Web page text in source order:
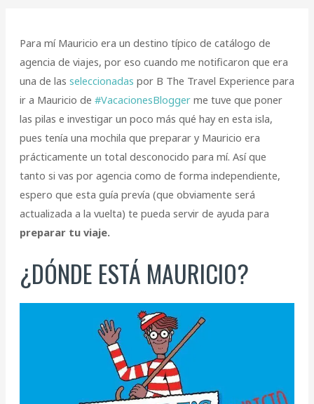
Para mí Mauricio era un destino típico de catálogo de
agencia de viajes, por eso cuando me notificaron que era
una de las seleccionadas por B The Travel Experience para
ir a Mauricio de #VacacionesBloggerme tuve que poner
las pilas e investigar un poco más qué hay en esta isla,
pues tenía una mochila que preparar y Mauricio era
prácticamente un total desconocido para mí. Así que
tanto si vas por agencia como de forma independiente,
espero que esta guía prevía (que obviamente será
actualizada a la vuelta) te pueda servir de ayuda para
preparar tu viaje.
¿DÓNDE ESTÁ MAURICIO?